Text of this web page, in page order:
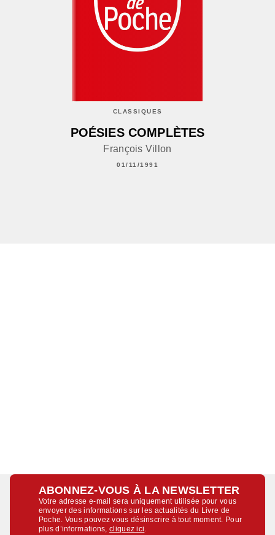
CLASSIQUES
POÉSIES COMPLÈTES
François Villon
01/11/1991
ABONNEZ-VOUS À LA NEWSLETTER
Votre adresse e-mail sera uniquement utilisée pour vous
envoyer des informations sur les actualités du Livre de
Poche. Vous pouvez vous désinscrire à tout moment. Pour
plus d’informations,cliquez ici.